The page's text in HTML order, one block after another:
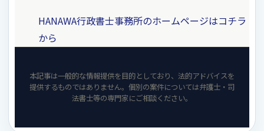
HANAWA行政書士事務所のホームページはコチラ
から
本記事は一般的な情報提供を目的としており、法的アドバイスを
提供するものではありません。個別の案件については弁護士・司
法書士等の専門家にご相談ください。